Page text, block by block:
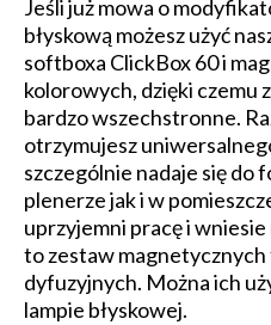
Jeśli już mowa o
błyskową możesz użyć
softboxa ClickBox 60 i
kolorowych, dzięki czemu
bardzo wszechstronne.
otrzymujesz
szczególnie nadaje się
plenerze jak i w
uprzyjemni pracę i
to zestaw
dyfuzyjnych. Można ich
lampie błyskowej.